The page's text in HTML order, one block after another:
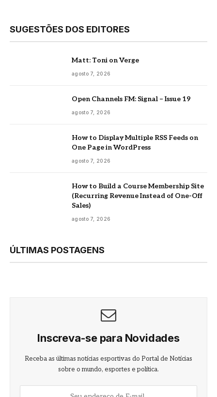
SUGESTÕES DOS EDITORES
Matt: Toni on Verge
agosto 7, 2026
Open Channels FM: Signal – Issue 19
agosto 7, 2026
How to Display Multiple RSS Feeds on
One Page in WordPress
agosto 7, 2026
How to Build a Course Membership Site
(Recurring Revenue Instead of One-Off
Sales)
agosto 7, 2026
ÚLTIMAS POSTAGENS
Inscreva-se para Novidades
Receba as últimas notícias esportivas do Portal de Notícias
sobre o mundo, esportes e política.